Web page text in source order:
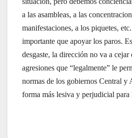
a las asambleas, a las
manifestaciones, a los piquetes,
importante que apoyar los paros.
desgaste, la dirección no va a cejar
agresiones que “legalmente” le
normas de los gobiernos Central y
forma más lesiva y perjudicial para